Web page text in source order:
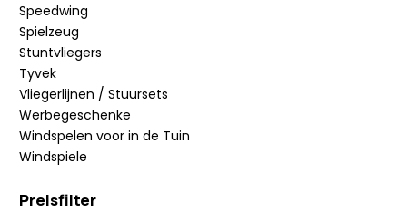
Speedwing
Spielzeug
Stuntvliegers
Tyvek
Vliegerlijnen / Stuursets
Werbegeschenke
Windspelen voor in de Tuin
Windspiele
Preisfilter